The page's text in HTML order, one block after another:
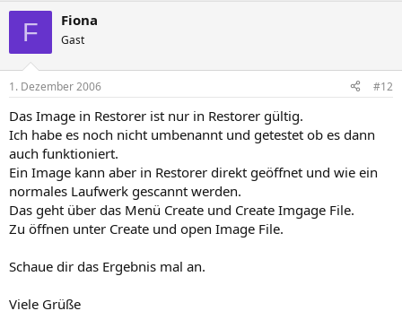
F Fiona
Gast
1. Dezember 2006 #12
Das Image in Restorer ist nur in Restorer gültig.
Ich habe es noch nicht umbenannt und getestet ob es dann
auch funktioniert.
Ein Image kann aber in Restorer direkt geöffnet und wie ein
normales Laufwerk gescannt werden.
Das geht über das Menü Create und Create Imgage File.
Zu öffnen unter Create und open Image File.
Schaue dir das Ergebnis mal an.
Viele Grüße